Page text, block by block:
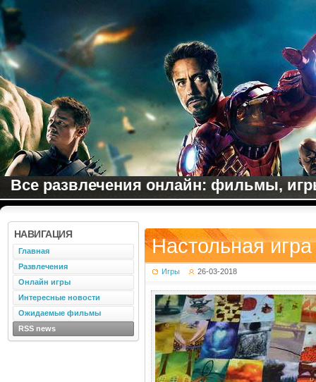
Все развлечения онлайн: фильмы,
Настольная
Игры 26-03-2018
НАВИГАЦИЯ
Главная
Развлечения
Онлайн игры
Интересные новости
Ожидаемые фильмы
RSS news